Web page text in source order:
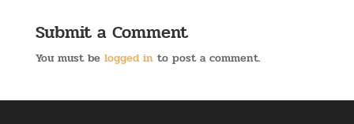
Submit a Comment
You must be logged into post a comment.